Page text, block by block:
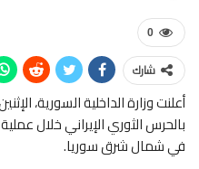
0
شارك
أعلنت وزارة الداخلية السورية،
بالحرس الثوري الإيراني خلال
في شمال شرق سوريا.